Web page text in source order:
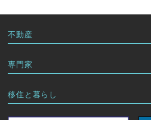
不動産
専門家
移住と暮らし